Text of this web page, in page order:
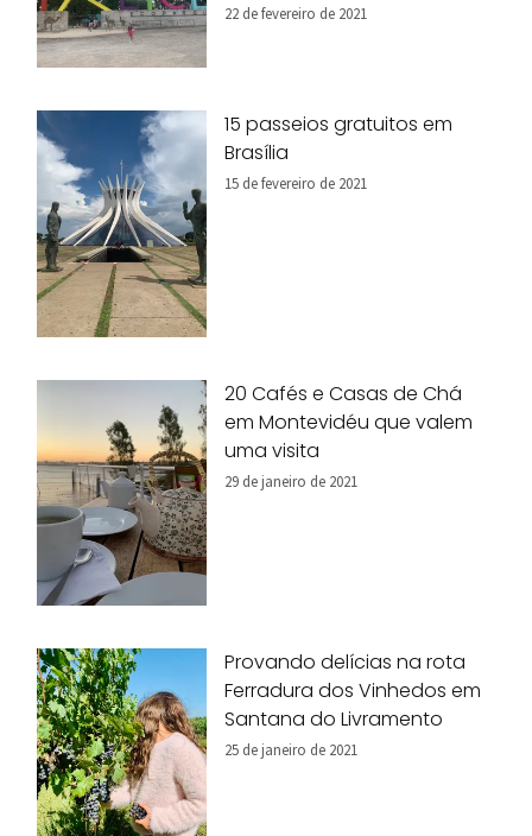
22 de fevereiro de 2021
15 passeios gratuitos em
Brasília
15 de fevereiro de 2021
20 Cafés e Casas de Chá
em Montevidéu que valem
uma visita
29 de janeiro de 2021
Provando delícias na rota
Ferradura dos Vinhedos em
Santana do Livramento
25 de janeiro de 2021